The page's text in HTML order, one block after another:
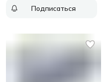
EURO consПодписаться